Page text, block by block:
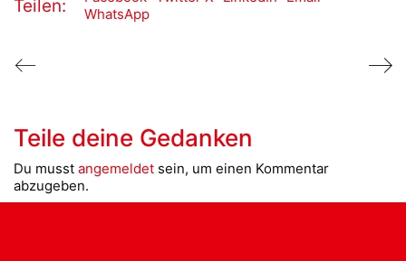
Teilen:
WhatsApp
Teile deine Gedanken
Du musst angemeldet sein, um einen Kommentar
abzugeben.